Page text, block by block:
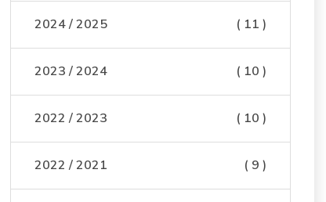
2024 / 2025 ( 11 )
2023 / 2024 ( 10 )
2022 / 2023 ( 10 )
2022 / 2021 ( 9 )